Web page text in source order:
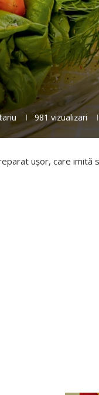
981 vizualizari
ușor, care imită